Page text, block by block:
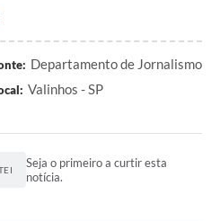
Departamento de Jornalismo
Valinhos - SP
Seja o primeiro a curtir esta
notícia.